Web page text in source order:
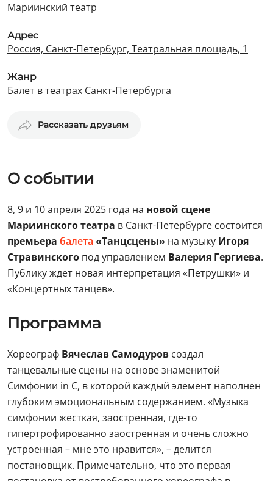
Мариинский театр
Адрес
Россия, Санкт-Петербург, Театральная площадь, 1
Жанр
Балет в театрах Санкт-Петербурга
Рассказать друзьям
О событии
8, 9 и 10 апреля 2025 года на новой сцене
Мариинского театра в Санкт-Петербурге состоится
премьера балета «Танцсцены» на музыку Игоря
Стравинского под управлением Валерия Гергиева.
Публику ждет новая интерпретация «Петрушки» и
«Концертных танцев».
Программа
Хореограф Вячеслав Самодуров создал
танцевальные сцены на основе знаменитой
Симфонии in C, в которой каждый элемент наполнен
глубоким эмоциональным содержанием. «Музыка
симфонии жесткая, заостренная, где-то
гипертрофированно заостренная и очень сложно
устроенная – мне это нравится», – делится
постановщик. Примечательно, что это первая